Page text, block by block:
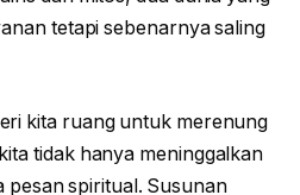
tetapi sebenarnya saling
kita ruang untuk merenung
tidak hanya meninggalkan
pesan spiritual. Susunan